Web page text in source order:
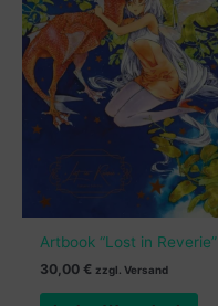
Artbook “Lost in Reverie”
30,00€ zzgl. Versand